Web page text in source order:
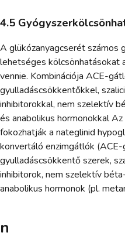
4.5
A glükózanyagcserét számos
lehetséges kölcsönhatásokat
vennie. Kombinációja ACE-
gyulladáscsökkentőkkel,
inhibitorokkal, nem szelektív
és anabolikus hormonokkal
fokozhatják a nateglinid
konvertáló enzimgátlók
gyulladáscsökkentő szerek,
inhibitorok, nem szelektív
anabolikus hormonok (pl.
n